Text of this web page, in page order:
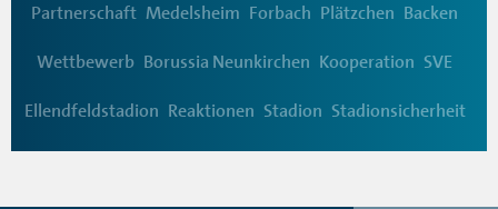
Partnerschaft Medelsheim Forbach Plätzchen Backen
Wettbewerb Borussia Neunkirchen Kooperation SVE
Ellendfeldstadion Reaktionen Stadion Stadionsicherheit